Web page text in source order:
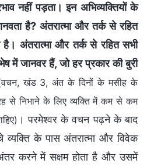
नहीं पड़ता। इन अभिव्यक्तियों के
है? अंतरात्मा और तर्क से रहित
है। अंतरात्मा और तर्क से रहित सभी
में जानवर हैं, जो हर प्रकार की बुरी
खंड 3, अंत के दिनों के मसीह के
से निभाने के लिए व्यक्ति में कम से कम
। परमेश्वर के वचन पढ़ने के बाद
के पास अंतरात्मा और विवेक
करने में सक्षम होता है और उसमें